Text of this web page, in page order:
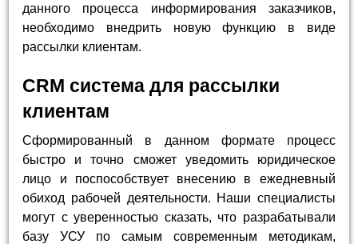
данного процесса информирования заказчиков,
необходимо внедрить новую функцию в виде
рассылки клиентам.
CRM система для рассылки
клиентам
Сформированный в данном формате процесс
быстро и точно сможет уведомить юридическое
лицо и поспособствует внесению в ежедневный
обиход рабочей деятельности. Наши специалисты
могут с уверенностью сказать, что разрабатывали
базу УСУ по самым современным методикам,